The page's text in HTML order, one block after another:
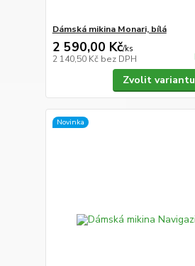
Dámská mikina Monari, bílá
2 590,00 Kč/ks
2 140,50 Kč bez DPH
Zvolit variantu
Novinka